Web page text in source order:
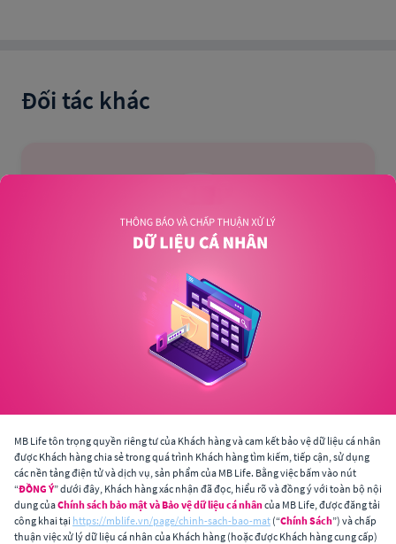
Đối tác khác
Ngân hàng TMCP Quân Đội (MB)
MB Life tôn trọng quyền riêng tư của Khách hàng và cam kết bảo vệ dữ liệu cá nhân
được Khách hàng chia sẻ trong quá trình Khách hàng tìm kiếm, tiếp cận, sử dụng
các nền tảng điện tử và dịch vụ, sản phẩm của MB Life. Bằng việc bấm vào nút
“ĐỒNG Ý” dưới đây, Khách hàng xác nhận đã đọc, hiểu rõ và đồng ý với toàn bộ nội
dung củaChính sách bảo mật và Bảo vệ dữ liệu cá nhâncủa MB Life, được đăng tải
công khai tại https://mblife.vn/page/chinh-sach-bao-mat (“Chính Sách”) và chấp
thuận việc xử lý dữ liệu cá nhân của Khách hàng (hoặc được Khách hàng cung cấp)